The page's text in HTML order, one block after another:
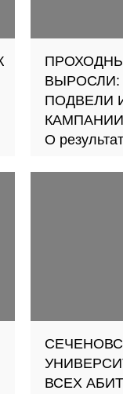
ВЫРОСЛИ:
ПОДВЕЛИ
О
ВСЕХ